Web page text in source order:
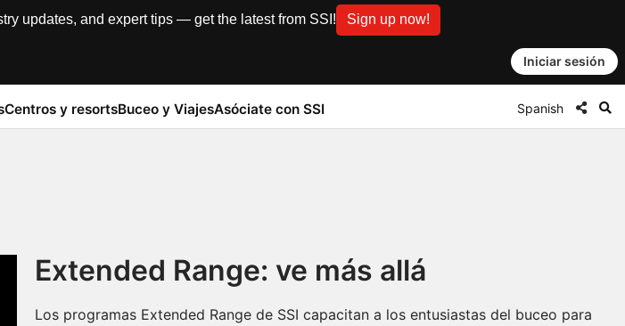
updates, and expert tips — get the latest from SSI! Sign up now!
Iniciar sesión
Centros y resortsBuceo y ViajesAsóciate con SSI Spanish
Extended Range: ve más allá
Los programas Extended Range de SSI capacitan a los entusiastas del buceo para